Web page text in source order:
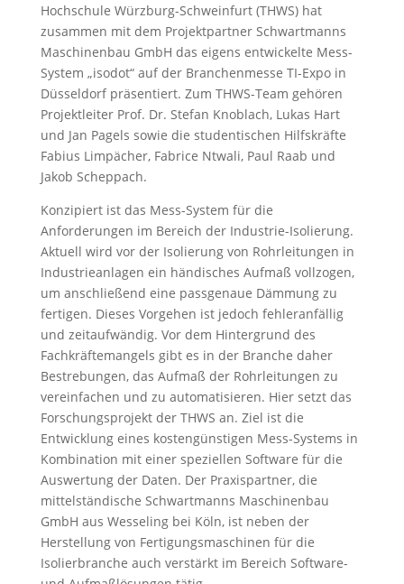
Hochschule Würzburg-Schweinfurt (THWS) hat
zusammen mit dem Projektpartner Schwartmanns
Maschinenbau GmbH das eigens entwickelte Mess-
System „isodot“ auf der Branchenmesse TI-Expo in
Düsseldorf präsentiert. Zum THWS-Team gehören
Projektleiter Prof. Dr. Stefan Knoblach, Lukas Hart
und Jan Pagels sowie die studentischen Hilfskräfte
Fabius Limpächer, Fabrice Ntwali, Paul Raab und
Jakob Scheppach.
Konzipiert ist das Mess-System für die
Anforderungen im Bereich der Industrie-Isolierung.
Aktuell wird vor der Isolierung von Rohrleitungen in
Industrieanlagen ein händisches Aufmaß vollzogen,
um anschließend eine passgenaue Dämmung zu
fertigen. Dieses Vorgehen ist jedoch fehleranfällig
und zeitaufwändig. Vor dem Hintergrund des
Fachkräftemangels gibt es in der Branche daher
Bestrebungen, das Aufmaß der Rohrleitungen zu
vereinfachen und zu automatisieren. Hier setzt das
Forschungsprojekt der THWS an. Ziel ist die
Entwicklung eines kostengünstigen Mess-Systems in
Kombination mit einer speziellen Software für die
Auswertung der Daten. Der Praxispartner, die
mittelständische Schwartmanns Maschinenbau
GmbH aus Wesseling bei Köln, ist neben der
Herstellung von Fertigungsmaschinen für die
Isolierbranche auch verstärkt im Bereich Software-